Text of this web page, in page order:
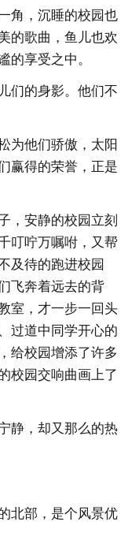
角，沉睡的校园也
的歌曲，鱼儿也欢
的享受之中。
们的身影。他们不
为他们骄傲，太阳
赢得的荣誉，正是
，安静的校园立刻
叮咛万嘱咐，又帮
及待的跑进校园
飞奔着远去的背
室，才一步一回头
过道中同学开心的
给校园增添了许多
校园交响曲画上了
静，却又那么的热
北部，是个风景优